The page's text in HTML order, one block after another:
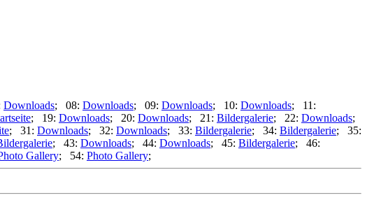
Downloads; 08: Downloads; 09: Downloads; 10: Downloads; 11:
; 19: Downloads; 20: Downloads; 21: Bildergalerie; 22: Downloads;
; 31: Downloads; 32: Downloads; 33: Bildergalerie; 34: Bildergalerie; 35:
; 43: Downloads; 44: Downloads; 45: Bildergalerie; 46:
Gallery; 54: Photo Gallery;